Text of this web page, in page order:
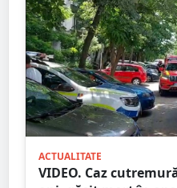
ACTUALITATE
VIDEO. Caz